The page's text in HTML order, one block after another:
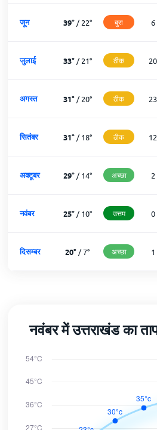
जून 39°/22° बुरा 6
जुलाई 33°/21° ठीक 20
अगस्त 31°/20° ठीक 23
सितंबर 31°/18° ठीक 12
अक्टूबर 29°/14° अच्छा 2
नवंबर 25°/10° उत्तम 0
दिसम्बर 20° /7° अच्छा 1
नवंबर में उत्तराखंड का